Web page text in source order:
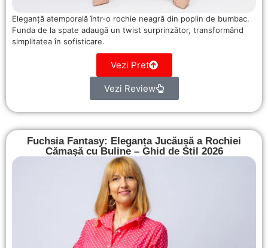
Eleganță atemporală într-o rochie neagră din poplin de bumbac.
Funda de la spate adaugă un twist surprinzător, transformând
simplitatea în sofisticare.
Vezi Pret
Vezi Review
Fuchsia Fantasy: Eleganța Jucăușă a Rochiei
Cămașă cu Buline – Ghid de Stil 2026